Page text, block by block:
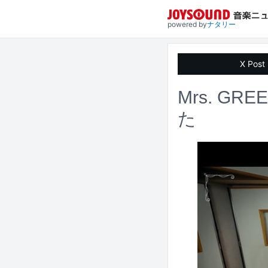
powered byナタリー
X Post
Mrs.
た